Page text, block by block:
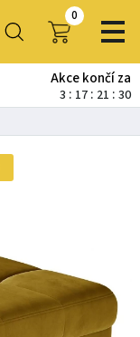
0
Akce končí za
3 17 21 30